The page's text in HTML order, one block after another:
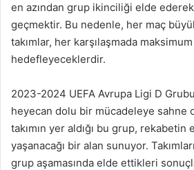
en azından grup ikinciliği elde
geçmektir. Bu nedenle, her maç
takımlar, her karşılaşmada maksimum
hedefleyeceklerdir.
2023-2024 UEFA Avrupa Ligi D
heyecan dolu bir mücadeleye sahne
takımın yer aldığı bu grup,
yaşanacağı bir alan sunuyor.
grup aşamasında elde ettikleri